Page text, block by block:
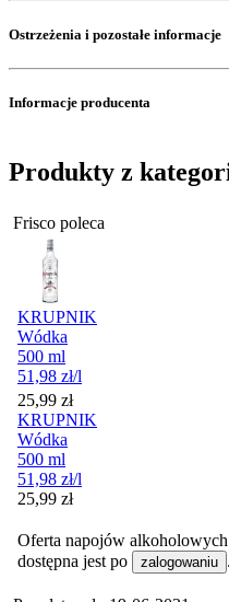
Ostrzeżenia i pozostałe informacje
Informacje producenta
Produkty z
Frisco poleca
KRUPNIK
Wódka
500 ml
51,98 zł/l
Cena
25,99 zł
KRUPNIK
Wódka
500 ml
51,98 zł/l
Cena
25,99 zł
Oferta napojów
dostępna jest po
zalogowaniu .